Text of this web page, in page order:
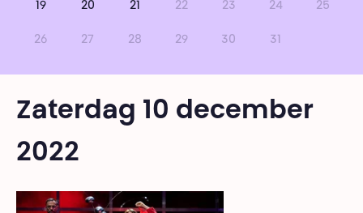
19 20 21 22 23 24 25
26 27 28 29 30 31
Zaterdag 10 december
2022